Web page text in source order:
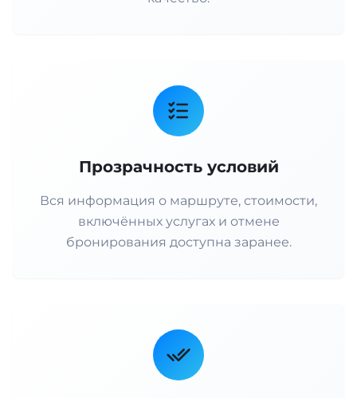
Прозрачность условий
Вся информация о маршруте, стоимости,
включённых услугах и отмене
бронирования доступна заранее.